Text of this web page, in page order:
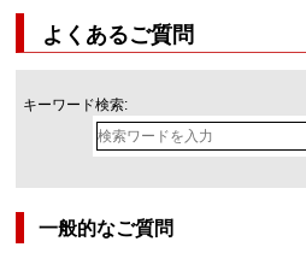
よくあるご質問
キーワード検索:
一般的なご質問